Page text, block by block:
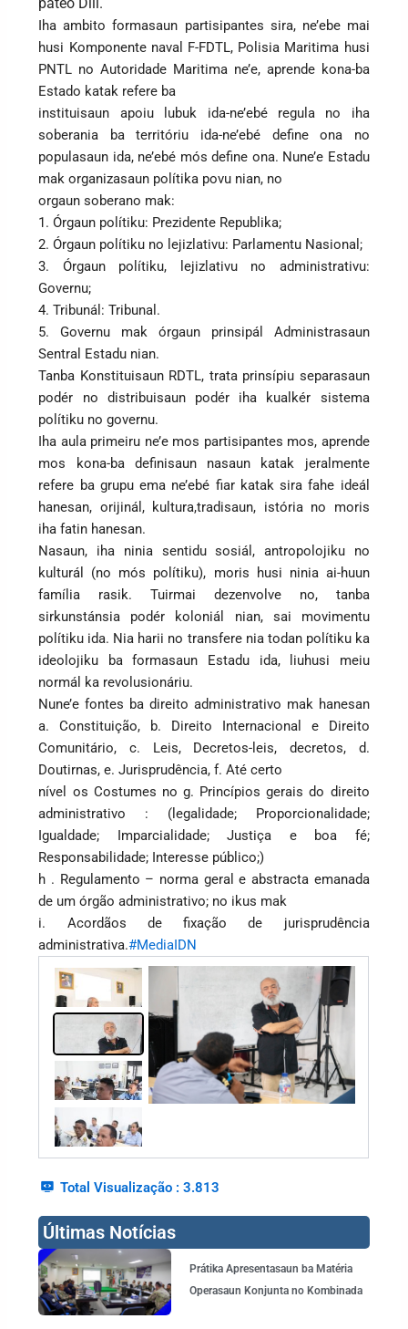
Iha ambito formasaun partisipantes sira, ne’ebe mai
husi Komponente naval F-FDTL, Polisia Maritima husi
PNTL no Autoridade Maritima ne’e, aprende kona-ba
Estado katak refere ba
instituisaun apoiu lubuk ida-ne’ebé regula no iha
soberania ba territóriu ida-ne’ebé define ona no
populasaun ida, ne’ebé mós define ona. Nune’e Estadu
mak organizasaun polítika povu nian, no
orgaun soberano mak:
1. Órgaun polítiku: Prezidente Republika;
2. Órgaun polítiku no lejizlativu: Parlamentu Nasional;
3. Órgaun polítiku, lejizlativu no administrativu:
Governu;
4. Tribunál: Tribunal.
5. Governu mak órgaun prinsipál Administrasaun
Sentral Estadu nian.
Tanba Konstituisaun RDTL, trata prinsípiu separasaun
podér no distribuisaun podér iha kualkér sistema
polítiku no governu.
Iha aula primeiru ne’e mos partisipantes mos, aprende
mos kona-ba definisaun nasaun katak jeralmente
refere ba grupu ema ne’ebé fiar katak sira fahe ideál
hanesan, orijinál, kultura,tradisaun, istória no moris
iha fatin hanesan.
Nasaun, iha ninia sentidu sosiál, antropolojiku no
kulturál (no mós polítiku), moris husi ninia ai-huun
família rasik. Tuirmai dezenvolve no, tanba
sirkunstánsia podér koloniál nian, sai movimentu
polítiku ida. Nia harii no transfere nia todan polítiku ka
ideolojiku ba formasaun Estadu ida, liuhusi meiu
normál ka revolusionáriu.
Nune’e fontes ba direito administrativo mak hanesan
a. Constituição, b. Direito Internacional e Direito
Comunitário, c. Leis, Decretos-leis, decretos, d.
Doutirnas, e. Jurisprudência, f. Até certo
nível os Costumes no g. Princípios gerais do direito
administrativo : (legalidade; Proporcionalidade;
Igualdade; Imparcialidade; Justiça e boa fé;
Responsabilidade; Interesse público;)
h . Regulamento – norma geral e abstracta emanada
de um órgão administrativo; no ikus mak
i. Acordãos de fixação de jurisprudência
administrativa.#MediaIDN
Total Visualização : 3.813
Últimas Notícias
Prátika Apresentasaun ba Matéria
Operasaun Konjunta no Kombinada
Page